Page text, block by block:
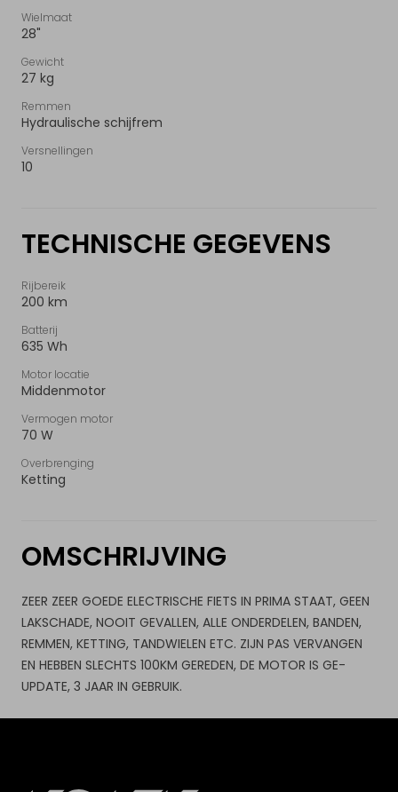
Verkoop elektrisch voertuig
Wielmaat
28"
Gewicht
27 kg
Remmen
Hydraulische schijfrem
Versnellingen
10
TECHNISCHE GEGEVENS
Rijbereik
200 km
Batterij
635 Wh
Motor locatie
Middenmotor
Vermogen motor
70 W
Overbrenging
Ketting
OMSCHRIJVING
ZEER ZEER GOEDE ELECTRISCHE FIETS IN PRIMA STAAT, GEEN
LAKSCHADE, NOOIT GEVALLEN, ALLE ONDERDELEN, BANDEN,
REMMEN, KETTING, TANDWIELEN ETC. ZIJN PAS VERVANGEN
EN HEBBEN SLECHTS 100KM GEREDEN, DE MOTOR IS GE-
UPDATE, 3 JAAR IN GEBRUIK.